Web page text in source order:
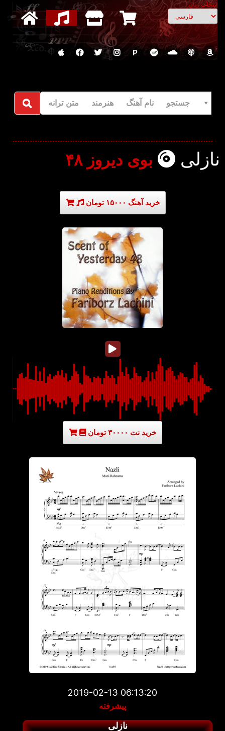
انتخاب زبان
P
جستجو نام آهنگ هنرمند متن ترانه
نازلی بوی دیروز ۴۸
خرید آهنگ ۱۵۰۰۰ تومان
خرید نت ۳۰۰۰۰ تومان
2019-02-13 06:13:20
پیشرفته
نازلی